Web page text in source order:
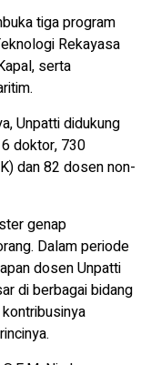
tiga program
Rekayasa
serta
Unpatti didukung
doktor, 730
dan 82 dosen non-
genap
Dalam periode
dosen Unpatti
di berbagai bidang